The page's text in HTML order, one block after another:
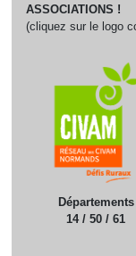
ASSOCIATIONS !
(cliquez sur le logo
Départements
14 / 50 / 61